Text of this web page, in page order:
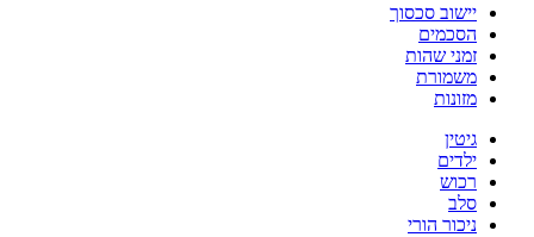
יישוב סכסוך
הסכמים
זמני שהות
משמורת
מזונות
גיטין
ילדים
רכוש
סלב
ניכור הורי